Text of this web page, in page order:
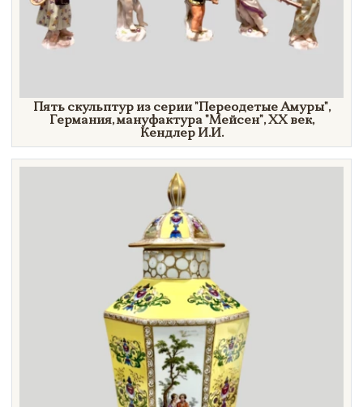
Пять скульптур из серии"Переодетые Амуры",
Германия, мануфактура"Мейсен", XX век,
Кендлер И.И.